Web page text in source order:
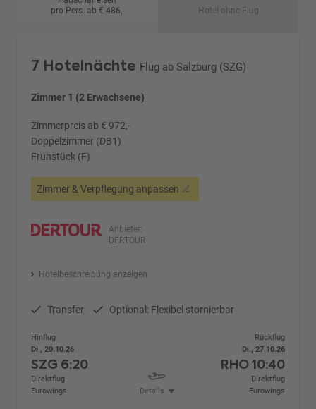
pro Pers. ab € 486,-
Hotel ohne Flug
7 Hotelnächte Flug ab Salzburg (SZG)
Zimmer 1 (2 Erwachsene)
Zimmerpreis ab € 972,-
Doppelzimmer (DB1)
Frühstück (F)
Zimmer & Verpflegung anpassen
Anbieter:
DERTOUR
Hotelbeschreibung anzeigen
Transfer Optional: Flexibel stornierbar
Hinflug
Di., 20.10.26
SZG 6:20
Direktflug
Eurowings
Details
Rückflug
Di., 27.10.26
RHO10:40
Direktflug
Eurowings